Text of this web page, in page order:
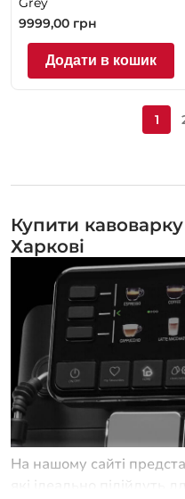
9999,00 грн
Додати в кошик
1
Купити
Харкові
На нашому сайті
які ідеально підійдуть